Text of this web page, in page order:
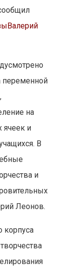
Валерий
переменной
на
ячеек и
В
и
Леонов.
корпуса